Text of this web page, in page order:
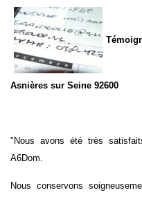
Asnières sur Seine 92600
" Nous avons été très
A6Dom.
Nous conservons